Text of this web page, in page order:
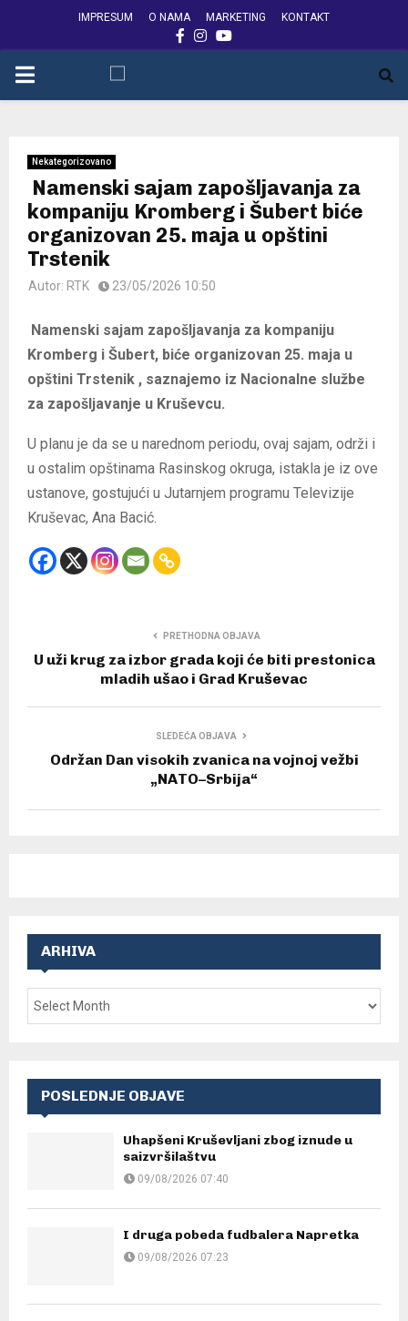
IMPRESUM O NAMA MARKETING KONTAKT
FACEBOOK
INSTAGRAM
YOUTUBE
PRIMARY
Nekategorizovano
Namenski sajam zapošljavanja za
kompaniju Kromberg i Šubert biće
organizovan 25. maja u opštini
Trstenik
Autor: RTK 23/05/2026 10:50
Namenski sajam zapošljavanja za kompaniju
Kromberg i Šubert, biće organizovan 25. maja u
opštini Trstenik , saznajemo iz Nacionalne službe
za zapošljavanje u Kruševcu.
U planu je da se u narednom periodu, ovaj sajam, održi i
u ostalim opštinama Rasinskog okruga, istakla je iz ove
ustanove, gostujući u Jutarnjem programu Televizije
Kruševac, Ana Bacić.
PRETHODNA OBJAVA
U uži krug za izbor grada koji će biti prestonica
mladih ušao i Grad Kruševac
SLEDEĆA OBJAVA
Održan Dan visokih zvanica na vojnoj vežbi
„NATO–Srbija“
ARHIVA
POSLEDNJE OBJAVE
Uhapšeni Kruševljani zbog iznude u
saizvršilaštvu
09/08/2026 07:40
I druga pobeda fudbalera Napretka
09/08/2026 07:23